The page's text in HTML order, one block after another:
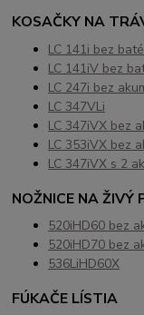
KOSAČKY NA
LC 141i bez
LC 141iV bez
LC 247i bez
LC 347VLi
LC 347iVX bez
LC 353iVX bez
LC 347iVX s 2
NOŽNICE NA ŽIVÝ
520iHD60 bez
520iHD70 bez
536LiHD60X
FÚKAČE LÍSTIA